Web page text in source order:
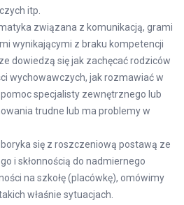
itp.
związana z komunikacją, grami
wynikającymi z braku kompetencji
dowiedzą się jak zachęcać rodziców
wychowawczych, jak rozmawiać w
specjalisty zewnętrznego lub
trudne lub ma problemy w
się z roszczeniową postawą ze
i skłonnością do nadmiernego
na szkołę (placówkę), omówimy
właśnie sytuacjach.